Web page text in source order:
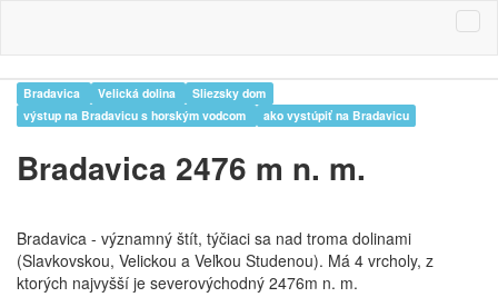
Bradavica Velická dolina
Sliezsky dom
výstup na Bradavicu s horským vodcom
ako vystúpiť na Bradavicu
Bradavica 2476 m n. m.
Bradavica - významný štít, týčiaci sa nad troma dolinami
(Slavkovskou, Velickou a Veľkou Studenou). Má 4 vrcholy, z
ktorých najvyšší je severovýchodný 2476m n. m.